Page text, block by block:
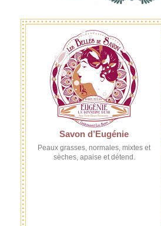
Savon d’Eugénie
Peaux grasses, normales, mixtes et
sèches, apaise et détend.